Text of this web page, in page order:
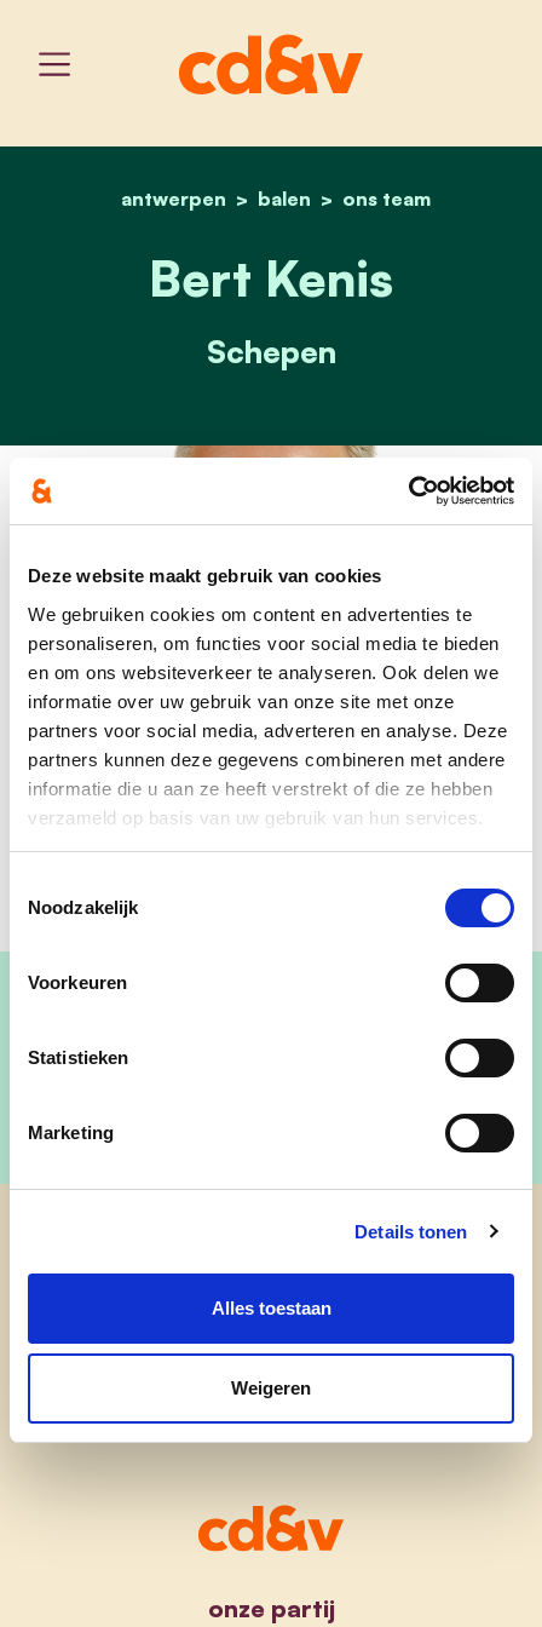
Deze website maakt gebruik van cookies
We gebruiken cookies om content en advertenties te
personaliseren, om functies voor social media te bieden
en om ons websiteverkeer te analyseren. Ook delen we
informatie over uw gebruik van onze site met onze
partners voor social media, adverteren en analyse. Deze
partners kunnen deze gegevens combineren met andere
informatie die u aan ze heeft verstrekt of die ze hebben
verzameld op basis van uw gebruik van hun services.
Noodzakelijk
Voorkeuren
Statistieken
Marketing
Details tonen
Alles toestaan
Weigeren
home
antwerpen balen ons team
bert kenis
Bert Kenis
Schepen
onze partij